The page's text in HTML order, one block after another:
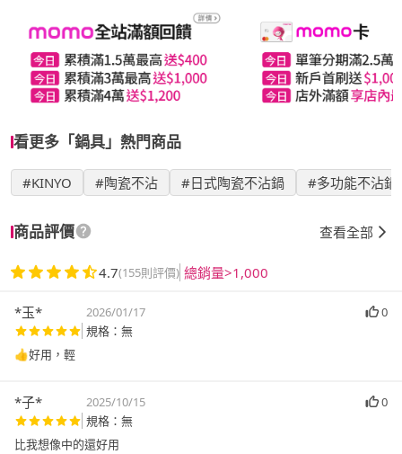
看更多「鍋具」熱門商品
#KINYO #陶瓷不沾 #日式陶瓷不沾鍋 #多功能不沾鍋
商品評價 查看全部
4.7(155則評價) 總銷量>1,000
*玉* 2026/01/17
0
規格：無
👍好用，輕
*子* 2025/10/15
0
規格：無
比我想像中的還好用